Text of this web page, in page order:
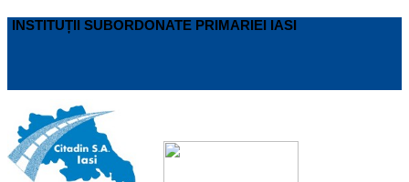
INSTITUȚII SUBORDONATE PRIMARIEI IASI